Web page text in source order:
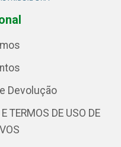
Devolução
TERMOS DE USO DE